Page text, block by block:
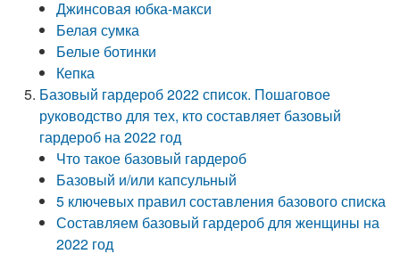
Джинсовая юбка-макси
Белая сумка
Белые ботинки
Кепка
Базовый гардероб 2022 список. Пошаговое
руководство для тех, кто составляет базовый
гардероб на 2022 год
Что такое базовый гардероб
Базовый и/или капсульный
5 ключевых правил составления базового списка
Составляем базовый гардероб для женщины на
2022 год